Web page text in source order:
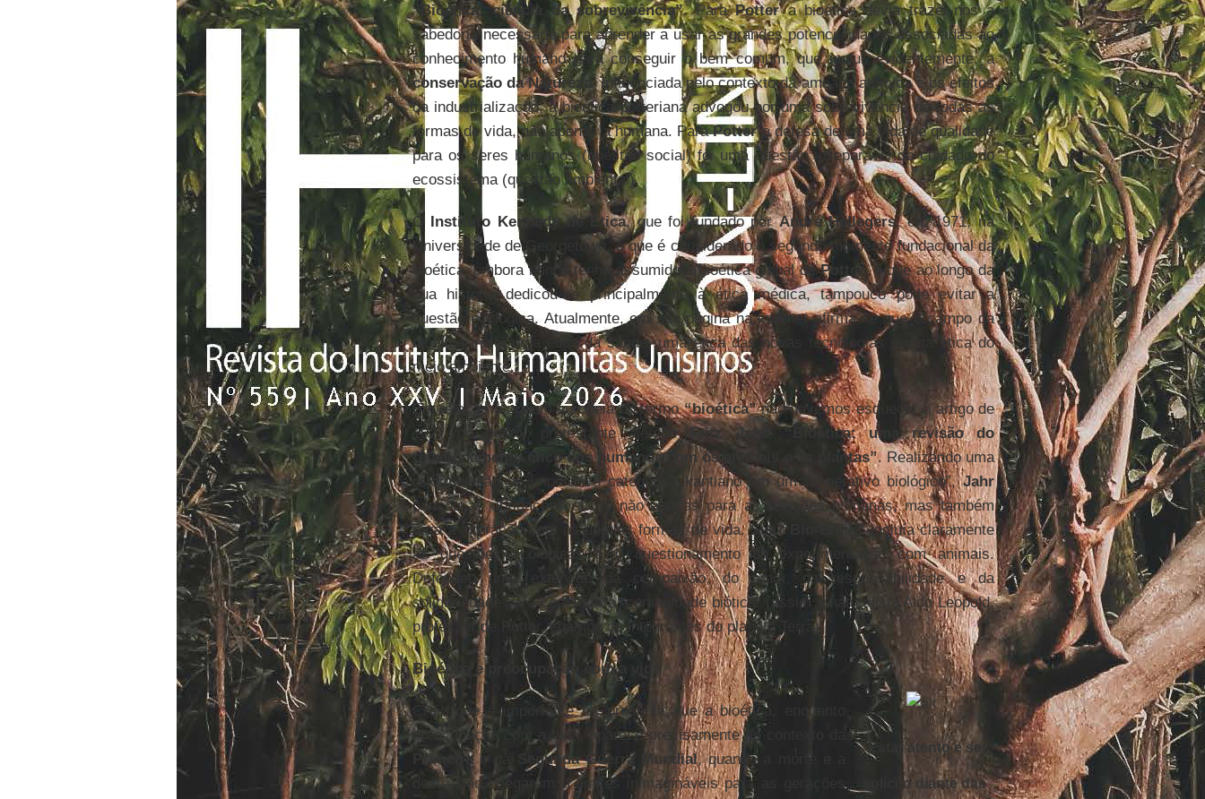
“Bioética: ciência da sobrevivência”. ParaPottera bioética devia trazer-nos a
sabedoria necessária para aprender a usar as grandes potencialidades associadas ao
conhecimento humano para conseguir o bem comum, que inclui, evidentemente, a
conservação da Natureza . Influenciada pelo contexto da ameaça atômica e os efeitos
da industrialização, a bioética potteriana advogou por uma sobrevivência de todas as
formas de vida, não apenas a humana. ParaPottera defesa de uma vida de qualidade
para os seres humanos (questão social) foi uma questão inseparável do cuidado do
ecossistema (questão ambiental).
O Instituto Kennedy de Ética, que foi fundado porAndré Hellegers, em 1971, na
Universidade de Georgetown, e que é considerado o segundo momento fundacional da
bioética, embora nunca tenha assumido a bioética global dePotter, e que ao longo da
sua história dedicou-se principalmente à ética médica, tampouco pôde evitar a
questão ecológica. Atualmente, em sua página na internet afirma-se que o campo da
bioética inclui uma ética da saúde, uma ética das novas tecnologias e uma ética do
meio ambiente.
Em relação à origem europeia do termo“bioética”não devemos esquecer o artigo de
1927 do pastor protestante alemão Fritz Jahr :“Bioética: uma revisão do
relacionamento ético dos humanos com os animais e as plantas”. Realizando uma
reformulação do imperativo categórico kantiano em um “imperativo biológico”,Jahr
pensou as obrigações éticas não apenas para as relações humanas, mas também
para a interação com as demais formas de vida. Sua“Bio-Ethik”incluía claramente
as questões ecológicas e o questionamento da experimentação com animais.
Defendeu uma extensão da compaixão, do amor, da responsabilidade e da
solidariedade para com toda a “comunidade biótica” (assim o naturalista Aldo Leopold,
professor de Potter, chamou os integrantes do planeta Terra).
Bioética e preocupação com a vida
"Estar atento e ser
solícito diante das
Creio que é importante ter presente que a bioética, enquanto
preocupação com a vida, aparece precisamente no contexto da
Primeirae da Segunda Guerra Mundial, quando a morte e a
destruição chegaram a limites inimagináveis para as gerações